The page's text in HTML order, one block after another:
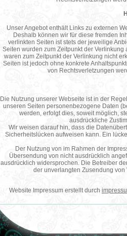
Unser Angebot enthält Links zu externen
Deshalb können wir für diese fremden
verlinkten Seiten ist stets der jeweilige
Seiten wurden zum Zeitpunkt der
waren zum Zeitpunkt der Verlinkung nicht
Seiten ist jedoch ohne konkrete
von Rechtsverletzungen
Die Nutzung unserer Webseite ist in der
unseren Seiten personenbezogene Daten
werden, erfolgt dies, soweit möglich,
ausdrückliche
Wir weisen darauf hin, dass die
Sicherheitslücken aufweisen kann. Ein
Der Nutzung von im Rahmen der
Übersendung von nicht ausdrücklich
ausdrücklich widersprochen. Die Betreiber
der unverlangten Zusendung
Website Impressum erstellt durch